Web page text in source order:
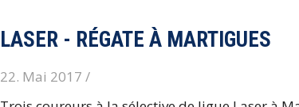
LASER - RÉGATE À MARTIGUES
22. Mai 2017 /